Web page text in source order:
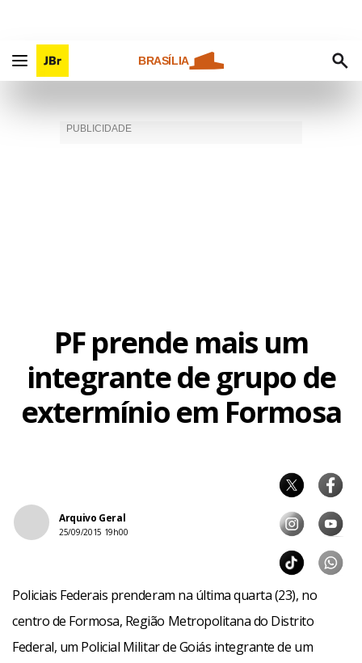
BRASÍLIA
PF prende mais um
integrante de grupo de
extermínio em Formosa
Arquivo Geral
25/09/2015 19h00
Policiais Federais prenderam na última quarta (23), no
centro de Formosa, Região Metropolitana do Distrito
Federal, um Policial Militar de Goiás integrante de um